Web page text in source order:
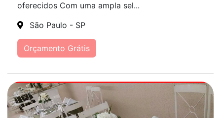
oferecidos Com uma ampla sel...
São Paulo - SP
Orçamento Grátis